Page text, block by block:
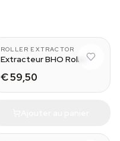
ROLLER EXTRACTOR
Extracteur BHO Roller
€ 59,50